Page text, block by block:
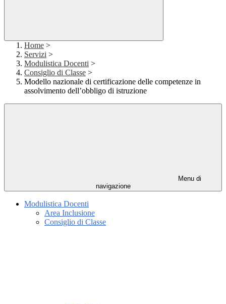
Home >
Servizi >
Modulistica Docenti >
Consiglio di Classe >
Modello nazionale di certificazione delle competenze in
assolvimento dell’obbligo di istruzione
Menu di
navigazione
Modulistica Docenti
Area Inclusione
Consiglio di Classe